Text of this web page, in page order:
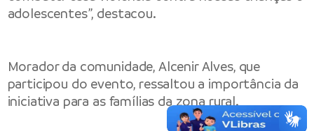
adolescentes”, destacou.
Morador da comunidade, Alcenir Alves, que
participou do evento, ressaltou a importância da
iniciativa para as famílias da zona rural.